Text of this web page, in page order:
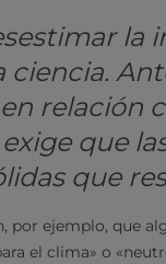
ciencia.
relación
que
que
por ejemplo, que
el clima» o